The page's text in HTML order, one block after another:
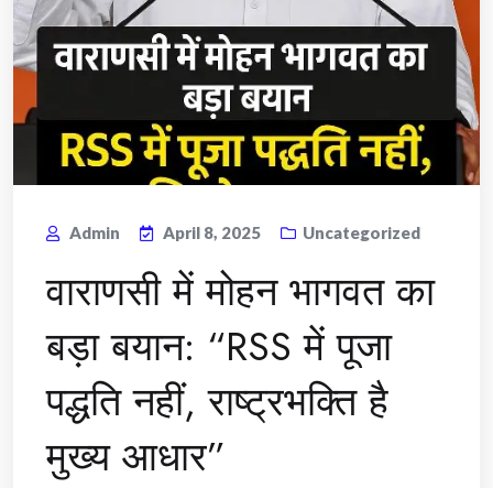
Admin April 8, 2025 Uncategorized
वाराणसी में मोहन भागवत का
बड़ा बयान: “RSS में पूजा
पद्धति नहीं, राष्ट्रभक्ति है
मुख्य आधार”